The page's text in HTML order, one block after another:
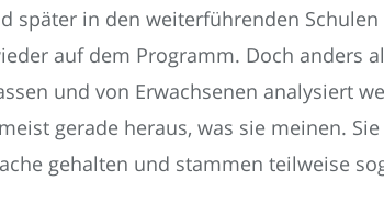
später in den weiterführenden
auf dem Programm. Doch anders
und von Erwachsenen analysiert
gerade heraus, was sie meinen.
gehalten und stammen teilweise